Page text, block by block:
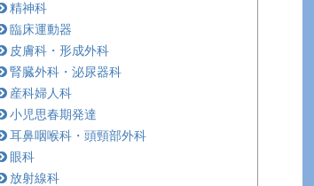
精神科
臨床運動器
皮膚科・形成外科
腎臓外科・泌尿器科
産科婦人科
小児思春期発達
耳鼻咽喉科・頭頸部外科
眼科
放射線科